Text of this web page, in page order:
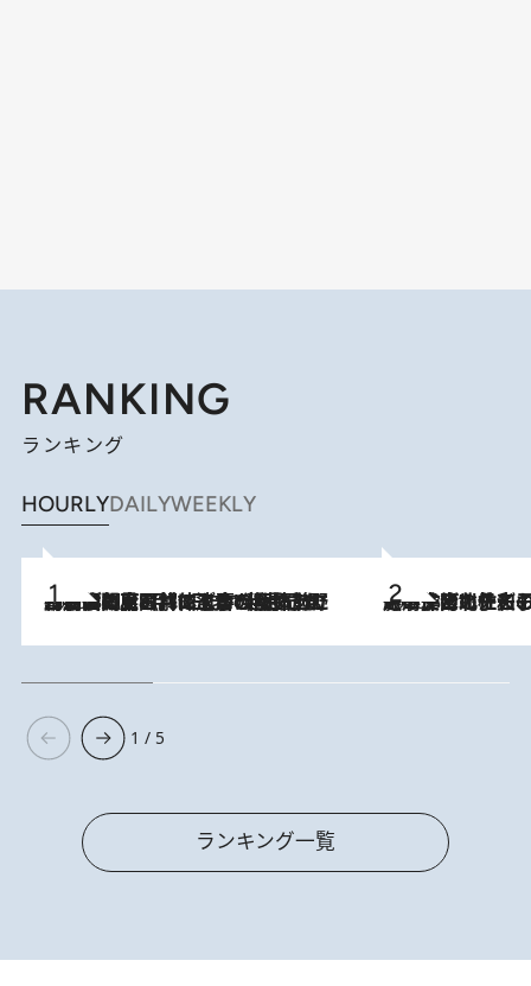
RANKING
ランキング
HOURLYDAILYWEEKLY
2026.8.8
「最後に見られてよかった」上野動物園の東園パンダ舎が解体前に特別公開。8月16日まで延長されたパネル展と共に辿る“半世紀”のパンダ飼育《解体工事の図面あり》 2026.8.3
《「文士の子ども被害者の会」発足！》阿川佐和子（72）が語る遠藤周作に北杜夫、劇作家・矢代静一の子どもたちの“文豪プライベート事件簿”
1 / 5
ランキング一覧